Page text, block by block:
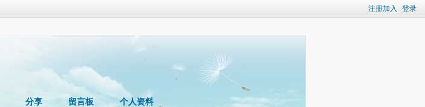
注册加入 登录
分享 留言板 个人资料